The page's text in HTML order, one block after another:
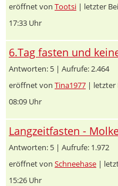
eröffnet von Tootsi | letzter
17:33 Uhr
6.Tag fasten und
Antworten: 5 | Aufrufe: 2.464
eröffnet von Tina1977 | letzter
08:09 Uhr
Langzeitfasten -
Antworten: 5 | Aufrufe: 1.972
eröffnet von Schneehase |
15:26 Uhr